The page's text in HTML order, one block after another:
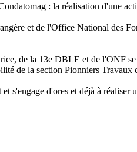
: la réalisation d'une
et de l'Office National des
de la 13e DBLE et de l'ONF
de la section Pionniers
s'engage d'ores et déjà à